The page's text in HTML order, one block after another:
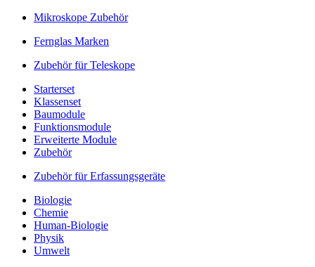
Mikroskope Zubehör
Fernglas Marken
Zubehör für Teleskope
Starterset
Klassenset
Baumodule
Funktionsmodule
Erweiterte Module
Zubehör
Zubehör für Erfassungsgeräte
Biologie
Chemie
Human-Biologie
Physik
Umwelt